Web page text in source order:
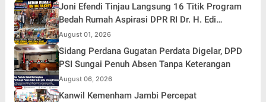
Joni Efendi Tinjau Langsung 16 Titik Program
Bedah Rumah Aspirasi DPR RI Dr. H. Edi
Purwanto di Kecamatan Gunung Kerinci
August 01, 2026
Sidang Perdana Gugatan Perdata Digelar, DPD
PSI Sungai Penuh Absen Tanpa Keterangan
August 06, 2026
Kanwil Kemenham Jambi Percepat